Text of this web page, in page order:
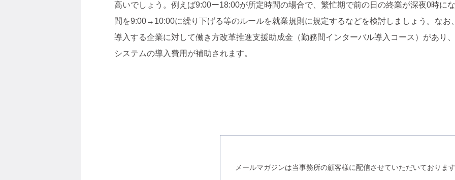
高いでしょう。例えば9:00ー18:00が所定時間の場合で、繁忙期で前の日の終業が深夜0時に
間を9:00→10:00に繰り下げる等のルールを就業規則に規定するなどを検討しましょう。なお
導入する企業に対して働き方改革推進支援助成金（勤務間インターバル導入コース）があり
システムの導入費用が補助されます。
メールマガジンは当事務所の顧客様に配信させていただいておりま